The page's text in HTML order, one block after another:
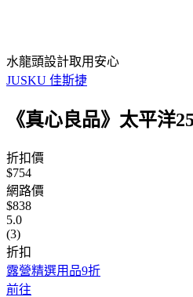
水龍頭設計取用安心
JUSKU 佳斯捷
《真心良品》太平洋
折扣價
$754
網路價
$838
5.0
(3)
折扣
露營精選用品9折
前往